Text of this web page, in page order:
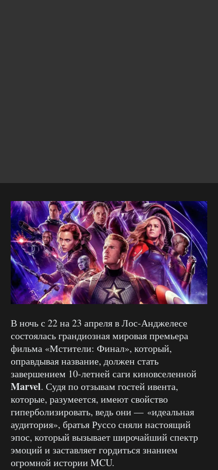
В ночь с 22 на 23 апреля в Лос-Анджелесе
состоялась грандиозная мировая премьера
фильма «Мстители: Финал», который,
оправдывая название, должен стать
завершением 10-летней саги киновселенной
Marvel. Судя по отзывам гостей ивента,
которые, разумеется, имеют свойство
гиперболизировать, ведь они — «идеальная
аудитория», братья Руссо сняли настоящий
эпос, который вызывает широчайший спектр
эмоций и заставляет гордиться знанием
огромной истории MCU.